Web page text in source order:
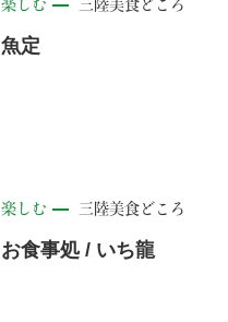
楽しむ 三陸美食どころ
魚定
楽しむ 三陸美食どころ
お食事処 / いち龍